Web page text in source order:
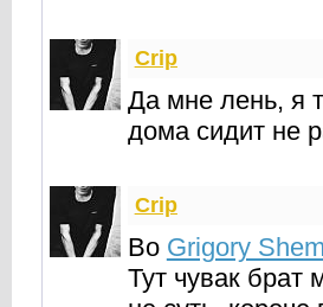
Crip
Да мне лень, я
дома сидит не
Crip
Во Grigory
Тут чувак брат